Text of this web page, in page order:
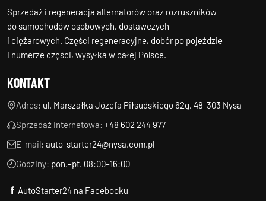
Sprzedaż i regeneracja alternatorów oraz rozruszników
do samochodów osobowych, dostawczych
i ciężarowych. Części regeneracyjne, dobór po pojeździe
i numerze części, wysyłka w całej Polsce.
KONTAKT
Adres: ul. Marszałka Józefa Piłsudskiego 62g, 48-303 Nysa
Sprzedaż internetowa: +48 602 244 977
E-mail: auto-starter24@nysa.com.pl
Godziny: pon.–pt. 08:00–16:00
AutoStarter24 na Facebooku